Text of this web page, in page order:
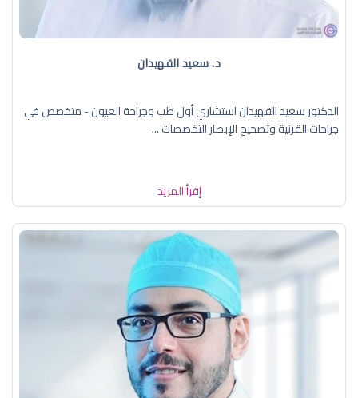
د. سعيد القهيدان
الدكتور سعيد القهيدان استشاري أول طب وجراحة العيون - متخصص في
جراحات القرنية وتصحيح الإبصار التخصصات ...
إقرأ المزيد